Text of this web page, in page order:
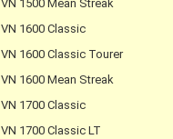
VN 1500 Mean Streak
VN 1600 Classic
VN 1600 Classic Tourer
VN 1600 Mean Streak
VN 1700 Classic
VN 1700 Classic LT